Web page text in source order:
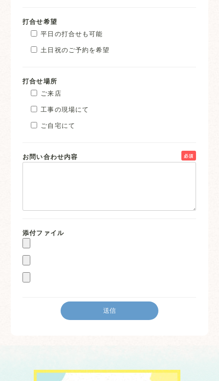
打合せ希望
平日の打合せも可能
土日祝のご予約を希望
打合せ場所
ご来店
工事の現場にて
ご自宅にて
お問い合わせ内容 必須
添付ファイル